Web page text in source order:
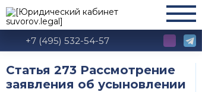
+7 (495) 532-54-57
Статья 273 Рассмотрение
заявления об усыновлении